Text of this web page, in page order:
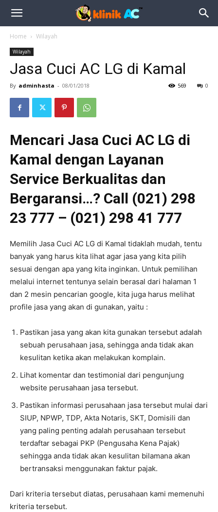
Home Wilayah
Wilayah
Jasa Cuci AC LG di Kamal
By adminhasta - 08/01/2018 0
569
Mencari Jasa Cuci AC LG di
Kamal dengan Layanan
Service Berkualitas dan
Bergaransi…? Call (021) 298
23 777 – (021) 298 41 777
Memilih Jasa Cuci AC LG di Kamal tidaklah mudah, tentu
banyak yang harus kita lihat agar jasa yang kita pilih
sesuai dengan apa yang kita inginkan. Untuk pemilihan
melalui internet tentunya selain berasal dari halaman 1
dan 2 mesin pencarian google, kita juga harus melihat
profile jasa yang akan di gunakan, yaitu :
Pastikan jasa yang akan kita gunakan tersebut adalah
sebuah perusahaan jasa, sehingga anda tidak akan
kesulitan ketika akan melakukan komplain.
Lihat komentar dan testimonial dari pengunjung
website perusahaan jasa tersebut.
Pastikan informasi perusahaan jasa tersebut mulai dari
SIUP, NPWP, TDP, Akta Notaris, SKT, Domisili dan
yang paling penting adalah perusahaan tersebut
terdaftar sebagai PKP (Pengusaha Kena Pajak)
sehingga anda tidak akan kesulitan bilamana akan
bertransaksi menggunakan faktur pajak.
Dari kriteria tersebut diatas, perusahaan kami memenuhi
kriteria tersebut.